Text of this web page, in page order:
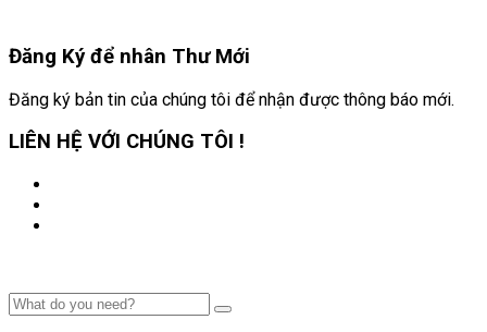
Đăng Ký để nhân Thư Mới
Đăng ký bản tin của chúng tôi để nhận được thông báo mới.
LIÊN HỆ VỚI CHÚNG TÔI !